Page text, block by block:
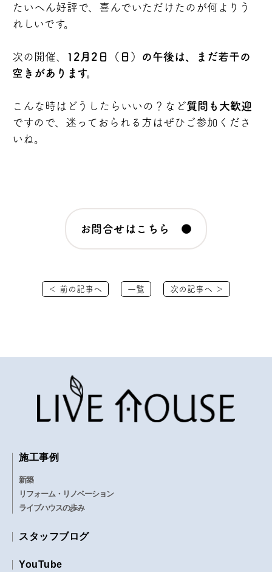
たいへん好評で、喜んでいただけたのが何よりう
れしいです。
次の開催、
12月2日（日）の午後は、まだ若干の
空きがあります。
こんな時はどうしたらいいの？など質問も大歓迎
ですので、迷っておられる方はぜひご参加くださ
いね。
お問合せはこちら ●
＜ 前の記事へ 一覧 次の記事へ ＞
施工事例
新築
リフォーム・リノベーション
ライブハウスの歩み
スタッフブログ
YouTube